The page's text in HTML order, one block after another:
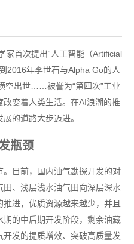
家首次提出“人工智能（Artificial
2016年李世石与Alpha Go的人
空出世……被誉为“第四次”工业
变着人类生活。在AI浪潮的推
的道路大步迈进。
瓶颈
目前，国内油气勘探开发的对
、浅层浅水油气田向深层深水
进，优质资源越来越少，并且
的中后期开发阶段，剩余油藏
发的提质增效、突破高质量发